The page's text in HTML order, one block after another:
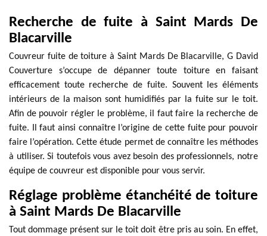
Recherche de fuite à Saint Mards De
Blacarville
Couvreur fuite de toiture à Saint Mards De Blacarville, G David
Couverture s’occupe de dépanner toute toiture en faisant
efficacement toute recherche de fuite. Souvent les éléments
intérieurs de la maison sont humidifiés par la fuite sur le toit.
Afin de pouvoir régler le problème, il faut faire la recherche de
fuite. Il faut ainsi connaître l’origine de cette fuite pour pouvoir
faire l’opération. Cette étude permet de connaître les méthodes
à utiliser. Si toutefois vous avez besoin des professionnels, notre
équipe de couvreur est disponible pour vous servir.
Réglage problème étanchéité de toiture
à Saint Mards De Blacarville
Tout dommage présent sur le toit doit être pris au soin. En effet,